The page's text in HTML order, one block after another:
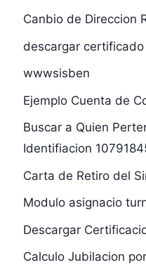
Canbio de Direccion
descargar
wwwsisben
Ejemplo Cuenta de
Buscar a Quien
Identifiacion
Carta de Retiro del
Modulo asignacio
Descargar
Calculo Jubilacion